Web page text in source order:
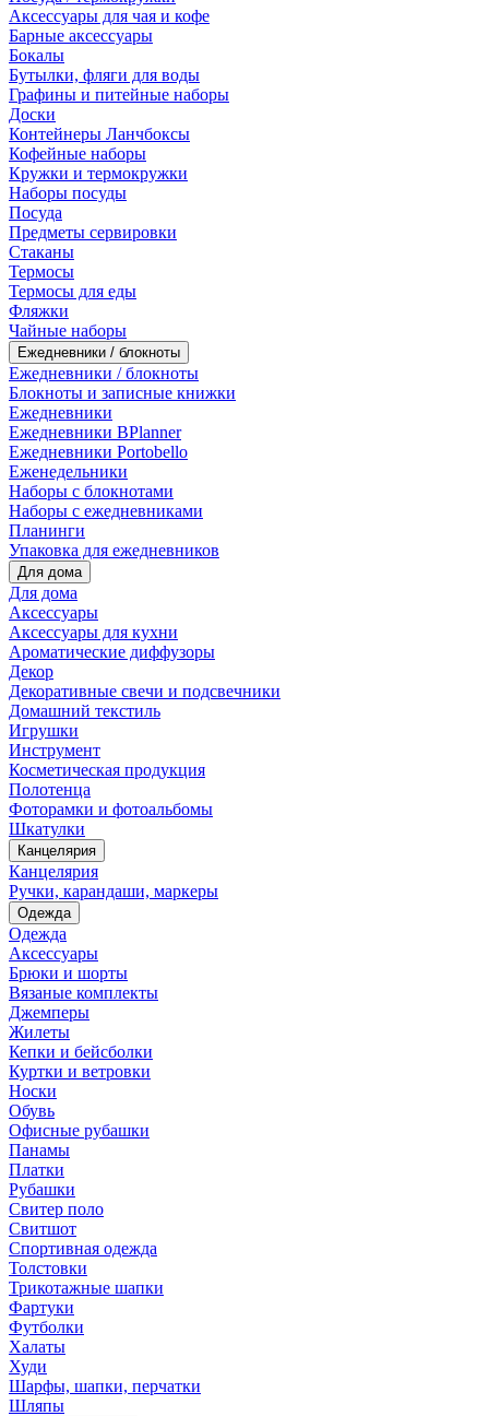
Аксессуары для чая и кофе
Барные аксессуары
Бокалы
Бутылки, фляги для воды
Графины и питейные наборы
Доски
Контейнеры Ланчбоксы
Кофейные наборы
Кружки и термокружки
Наборы посуды
Посуда
Предметы сервировки
Стаканы
Термосы
Термосы для еды
Фляжки
Чайные наборы
Ежедневники / блокноты
Ежедневники / блокноты
Блокноты и записные книжки
Ежедневники
Ежедневники BPlanner
Ежедневники Portobello
Еженедельники
Наборы с блокнотами
Наборы с ежедневниками
Планинги
Упаковка для ежедневников
Для дома
Для дома
Аксессуары
Аксессуары для кухни
Ароматические диффузоры
Декор
Декоративные свечи и подсвечники
Домашний текстиль
Игрушки
Инструмент
Косметическая продукция
Полотенца
Фоторамки и фотоальбомы
Шкатулки
Канцелярия
Канцелярия
Ручки, карандаши, маркеры
Одежда
Одежда
Аксессуары
Брюки и шорты
Вязаные комплекты
Джемперы
Жилеты
Кепки и бейсболки
Куртки и ветровки
Носки
Обувь
Офисные рубашки
Панамы
Платки
Рубашки
Свитер поло
Свитшот
Спортивная одежда
Толстовки
Трикотажные шапки
Фартуки
Футболки
Халаты
Худи
Шарфы, шапки, перчатки
Шляпы